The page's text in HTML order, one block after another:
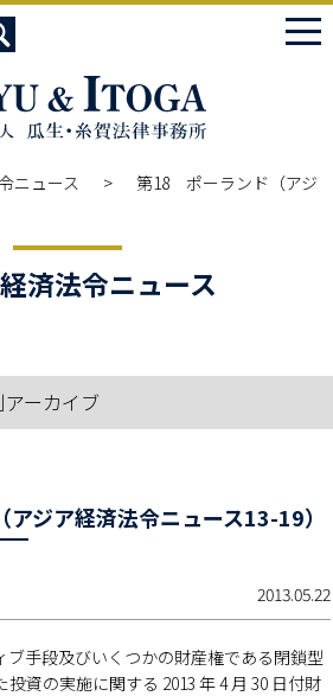
ニュース
第18 ポーランド（アジ
済法令ニュース
アーカイブ
ジア経済法令ニュース13-19）
2013.05.22
ブ手段及びいくつかの財産権である閉鎖型
資の実施に関する 2013 年 4 月 30 日付財